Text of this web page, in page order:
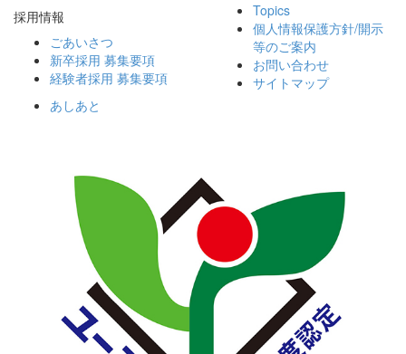
採用情報
ごあいさつ
新卒採用 募集要項
経験者採用 募集要項
あしあと
Topics
個人情報保護方針/開示
等のご案内
お問い合わせ
サイトマップ